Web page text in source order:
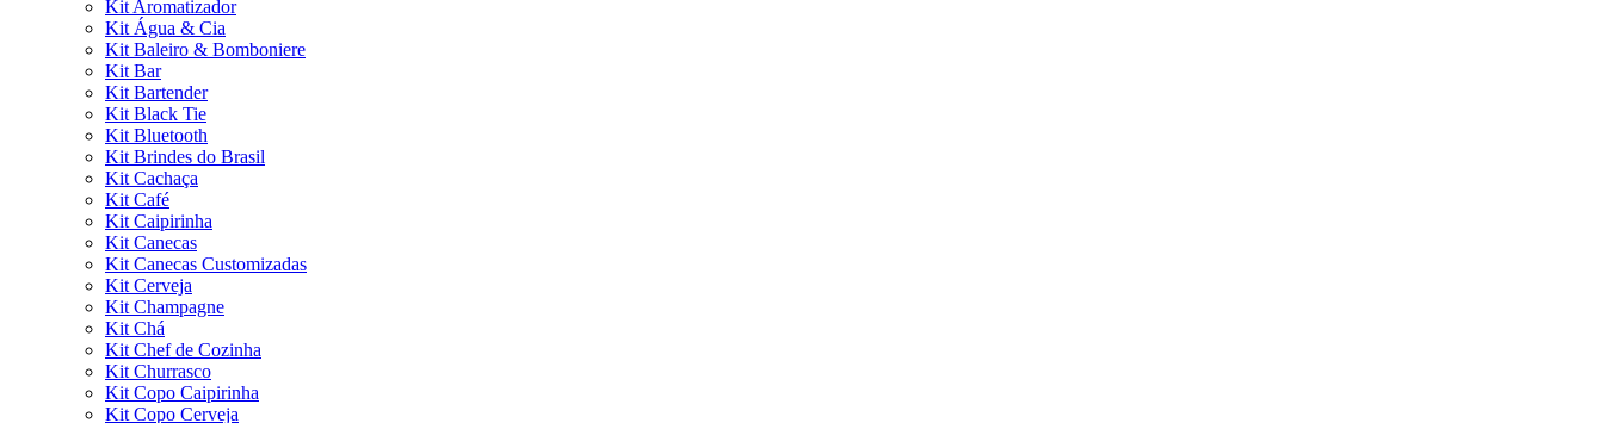
Kit Aromatizador
Kit Água & Cia
Kit Baleiro & Bomboniere
Kit Bar
Kit Bartender
Kit Black Tie
Kit Bluetooth
Kit Brindes do Brasil
Kit Cachaça
Kit Café
Kit Caipirinha
Kit Canecas
Kit Canecas Customizadas
Kit Cerveja
Kit Champagne
Kit Chá
Kit Chef de Cozinha
Kit Churrasco
Kit Copo Caipirinha
Kit Copo Cerveja